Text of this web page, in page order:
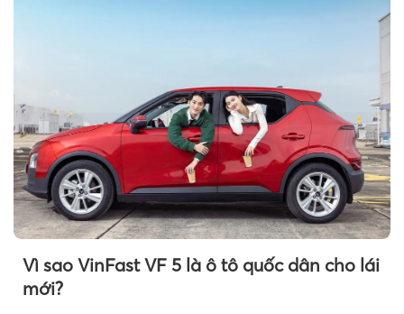
Theo
Vì sao VinFast VF 5 là ô tô quốc dân cho lái
mới?